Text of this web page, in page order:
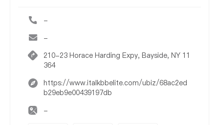
-
-
210-23 Horace Harding Expy, Bayside, NY 11
364
https://www.italkbbelite.com/ubiz/68ac2ed
b29eb9e00439197db
-